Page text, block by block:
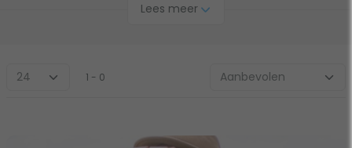
een van Exit Elegant Premium trampolines. Deze hebben
beter bij jou. Wat voor trampoline je ook zoek met de Exit
Lees meer
1 - 0